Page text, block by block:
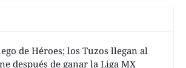
de Héroes; los Tuzos llegan al
después de ganar la Liga MX